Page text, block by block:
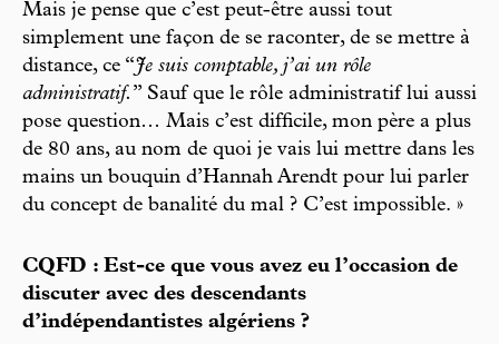
Mais je pense que c’est peut-être aussi tout
simplement une façon de se raconter, de se mettre à
distance, ce “Je suis comptable, j’ai un rôle
administratif. ” Sauf que le rôle administratif lui aussi
pose question… Mais c’est difficile, mon père a plus
de 80 ans, au nom de quoi je vais lui mettre dans les
mains un bouquin d’Hannah Arendt pour lui parler
du concept de banalité du mal ? C’est impossible. »
CQFD : Est-ce que vous avez eu l’occasion de
discuter avec des descendants
d’indépendantistes algériens ?